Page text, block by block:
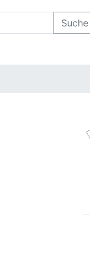
Suche